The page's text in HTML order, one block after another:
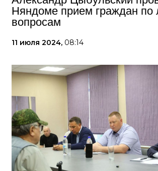
Няндоме прием граждан по
вопросам
11 июля 2024, 08:14